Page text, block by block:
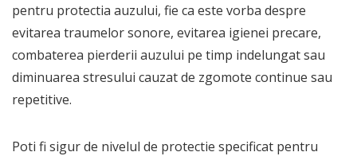
pentru protectia auzului, fie ca este vorba despre
evitarea traumelor sonore, evitarea igienei precare,
combaterea pierderii auzului pe timp indelungat sau
diminuarea stresului cauzat de zgomote continue sau
repetitive.
Poti fi sigur de nivelul de protectie specificat pentru